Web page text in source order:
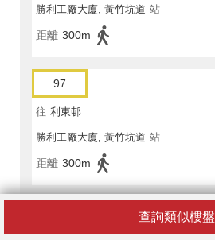
查詢類似樓盤
勝利工廠大廈, 黃竹坑道 站
距離 300m
97
往 利東邨
勝利工廠大廈, 黃竹坑道 站
距離 300m